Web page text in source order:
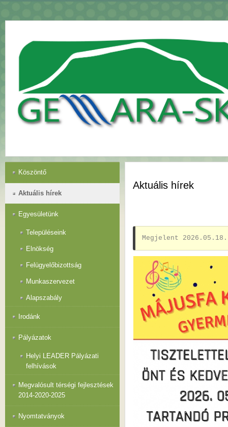
Aktuális hírek
Megjelent 2026.05.18.
Köszöntő
Aktuális hírek
Egyesületünk
Településeink
Elnökség
Felügyelőbizottság
Munkaszervezet
Alapszabály
Irodánk
Pályázatok
Helyi LEADER Pályázati
felhívások
Megvalósult térségi fejlesztések
2014-2020-2025
Nyomtatványok